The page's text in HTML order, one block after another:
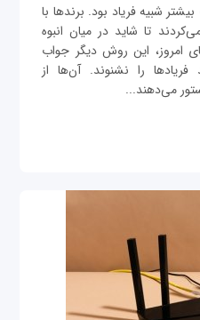
شبیه فریاد بود. برندها با
تا شاید در میان انبوه
امروز، این روش دیگر جواب
فریادها را نشنوند. آن‌ها از
می‌دهند...